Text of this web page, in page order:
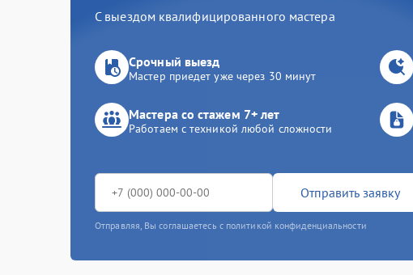
С выездом квалифицированного мастера
Срочный выезд
Мастер приедет уже через 30 минут
Мастера со стажем 7+ лет
Работаем с техникой любой сложности
Отправить заявку
Отправляя, Вы соглашаетесь с политикой конфиденциальности